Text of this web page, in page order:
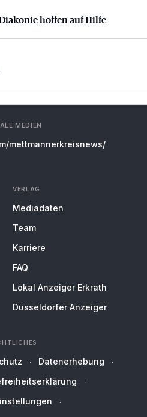
hoffen auf Hilfe
hoffen auf Hilfe
MEDIEN
mettmannerkreisnews/
VERLAG
Mediadaten
Team
Karriere
FAQ
Lokal Anzeiger Erkrath
Düsseldorfer Anzeiger
Datenerhebung